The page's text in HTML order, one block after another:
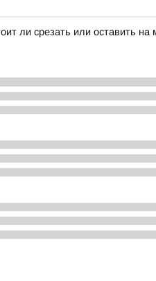
ли срезать или оставить на